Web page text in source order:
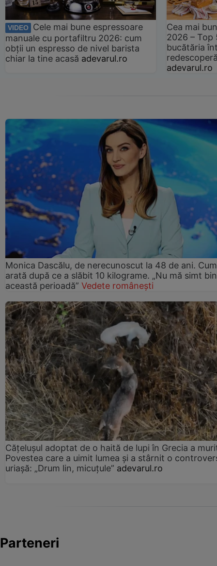
VIDEO
Cele mai bune espressoare
manuale cu portafiltru 2026: cum
obții un espresso de nivel barista
chiar la tine acasă adevarul.ro
Cea mai
2026 –
bucătăria
adevarul.ro
Monica Dascălu, de nerecunoscut la 48 de ani. Cum
arată după ce a slăbit 10 kilograme. „Nu mă simt
această perioadă” Vedete românești
Cățelușul adoptat de o haită de lupi în Grecia a
Povestea care a uimit lumea și a stârnit o
uriașă: „Drum lin, micuțule” adevarul.ro
Parteneri